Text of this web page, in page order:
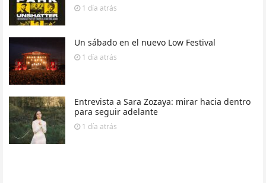
1 día atrás
Un sábado en el nuevo Low Festival
1 día atrás
Entrevista a Sara Zozaya: mirar hacia dentro
para seguir adelante
1 día atrás